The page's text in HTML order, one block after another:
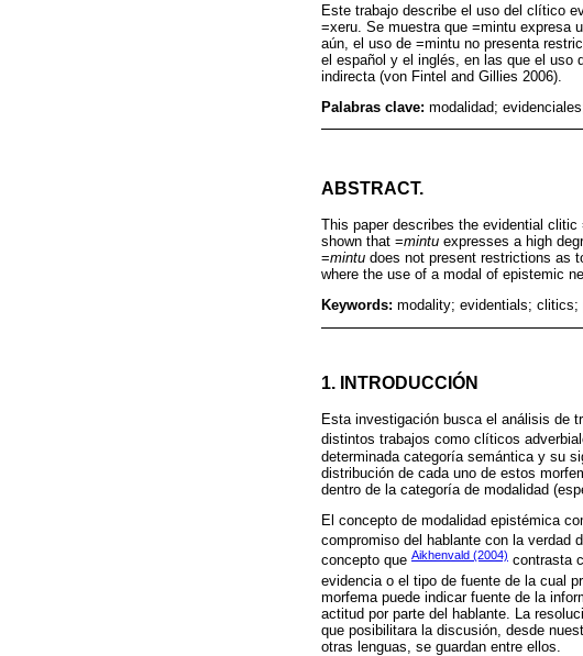
Este trabajo describe el uso del clítico
=xeru. Se muestra que =mintu expresa
aún, el uso de =mintu no presenta
el español y el inglés, en las que el uso
indirecta (von Fintel and Gillies 2006).
Palabras clave: modalidad;
ABSTRACT.
This paper describes the evidential clitic
shown that =mintu expresses a high
=mintu does not present restrictions as
where the use of a modal of epistemic
Keywords: modality; evidentials; clitics;
1. INTRODUCCIÓN
Esta investigación busca el análisis de
distintos trabajos como clíticos
determinada categoría semántica y su
distribución de cada uno de estos
dentro de la categoría de modalidad
El concepto de modalidad epistémica
compromiso del hablante con la verdad
concepto que Aikhenvald (2004) contrasta
evidencia o el tipo de fuente de la cual
morfema puede indicar fuente de la
actitud por parte del hablante. La
que posibilitara la discusión, desde
otras lenguas, se guardan entre ellos.